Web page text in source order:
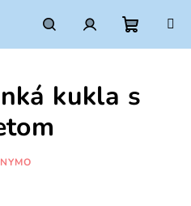
HľadaťPrihlásenie
košík
kukla s